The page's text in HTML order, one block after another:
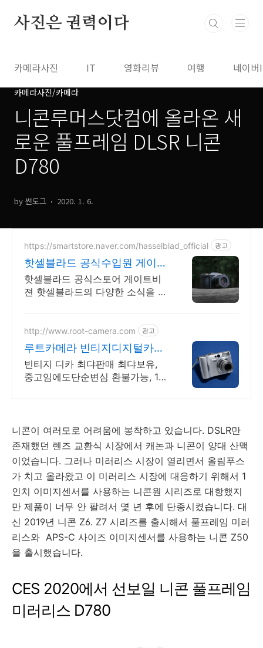
사진은 권력이다
카메라사진 IT 영화리뷰 여행 네이
카메라사진/카메라
니콘루머스닷컴에 올라온 새
로운 풀프레임 DLSR 니콘
D780
by 썬도그 2020. 1. 6.
https://smartstore.naver.com/hasselblad_official 광고
핫셀블라드 공식수입원 게이트
비젼
핫셀블라드 공식스토어 게이트비
젼 핫셀블라드의 다양한 소식을 빠
http://www.root-camera.com 광고
루트카메라 빈티지디지털카메
라 빈티지 디카 디지털카메라
빈티지 디카 최댜판매 최댜보유,
중고임에도단순변심 환불가능, 1개
니콘이 여러모로 어려움에 봉착하고 있습니다. DSLR만
존재했던 렌즈 교환식 시장에서 캐논과 니콘이 양대 산맥
이었습니다. 그러나 미러리스 시장이 열리면서 올림푸스
가 치고 올라왔고 이 미러리스 시장에 대응하기 위해서 1
인치 이미지센서를 사용하는 니콘원 시리즈로 대항했지
만 제품이 너무 안 팔려서 몇 년 후에 단종시켰습니다. 대
신 2019년 니콘 Z6. Z7 시리즈를 출시해서 풀프레임 미러
리스와 APS-C 사이즈 이미지센서를 사용하는 니콘 Z50
을 출시했습니다.
CES 2020에서 선보일 니콘 풀프레임
미러리스 D780